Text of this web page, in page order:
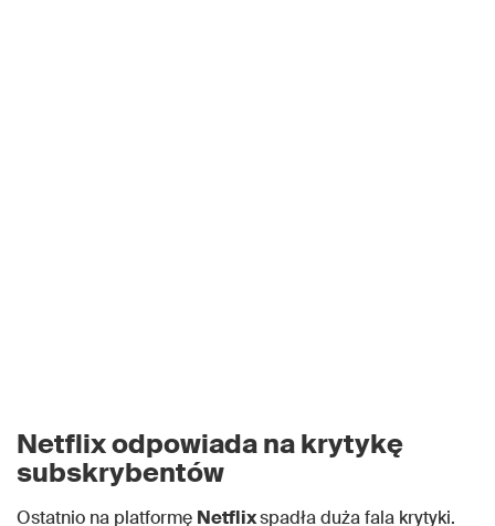
Netflix odpowiada na krytykę
subskrybentów
Ostatnio na platformę Netflixspadła duża fala krytyki.